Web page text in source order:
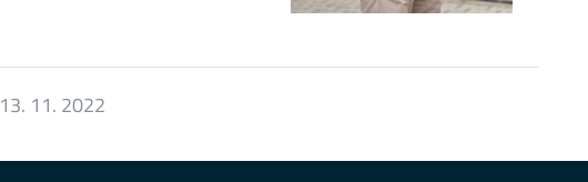
13. 11. 2022